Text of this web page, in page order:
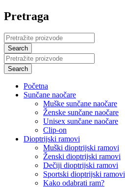
Pretraga
Početna
Sunčane naočare
Muške sunčane naočare
Ženske sunčane naočare
Unisex sunčane naočare
Clip-on
Dioptrijski ramovi
Muški dioptrijski ramovi
Ženski dioptrijski ramovi
Dečiji dioptrijski ramovi
Sportski dioptrijski ramovi
Kako odabrati ram?